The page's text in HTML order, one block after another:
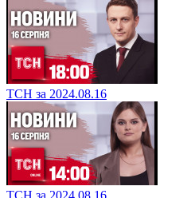
ТСН за 2024.08.16
ТСН за 2024.08.16